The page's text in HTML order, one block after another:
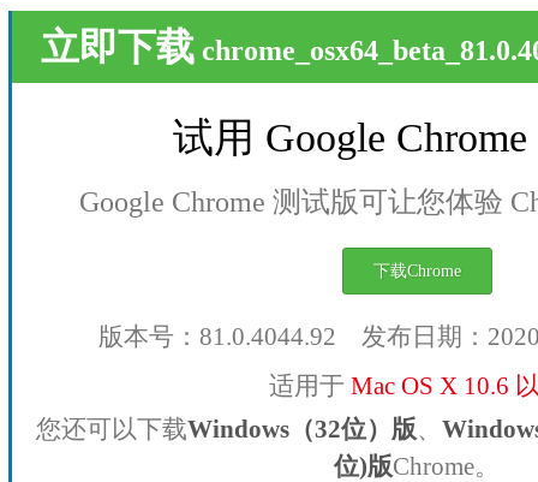
立即下载
试用 Google
Google Chrome 测试版可让您体验
下载Chrome
版本号：81.0.4044.92 发布日期：
适用于 Mac OS X 10.6
您还可以下载Windows（32位）版、
位)版Chrome。